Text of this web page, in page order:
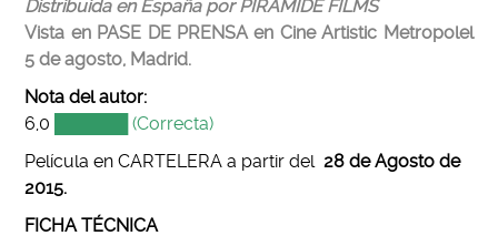
Distribuida en España por PIRÁMIDE FILMS
Vista en PASE DE PRENSA en Cine Artistic Metropolel
5 de agosto, Madrid.
Nota del autor:
6,0
██████ (Correcta)
Película en CARTELERA a partir del 28 de Agosto de
2015.
FICHA TÉCNICA